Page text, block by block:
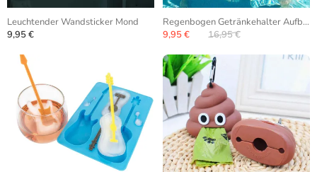
Leuchtender Wandsticker Mond
9,95 €
Regenbogen Getränkehalter Aufblasbar
9,95 €
16,95 €